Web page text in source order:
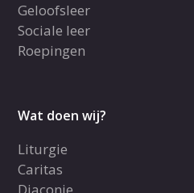
Geloofsleer
Sociale leer
Roepingen
Wat doen wij?
Liturgie
Caritas